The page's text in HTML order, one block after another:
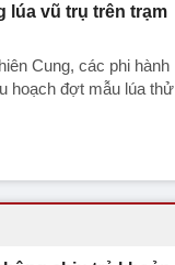
lúa vũ trụ trên trạm
Cung, các phi hành
hoạch đợt mẫu lúa thử